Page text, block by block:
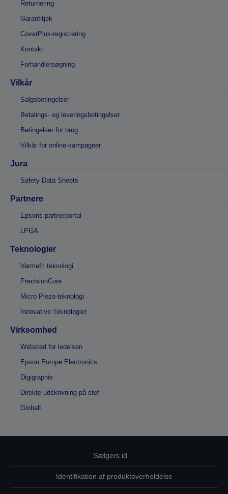
Returnering
Garantitjek
CoverPlus-registrering
Kontakt
Forhandlersøgning
Vilkår
Salgsbetingelser
Betalings- og leveringsbetingelser
Betingelser for brug
Vilkår for online-kampagner
Jura
Safety Data Sheets
Partnere
Epsons partnerportal
LPGA
Teknologier
Varmefri teknologi
PrecisionCore
Micro Piezo-teknologi
Innovative Teknologier
Virksomhed
Websted for ledelsen
Epson Europe Electronics
Digigraphie
Direkte udskrivning på stof
Globalt
Sælgers id
Identifikation af produktoverholdelse